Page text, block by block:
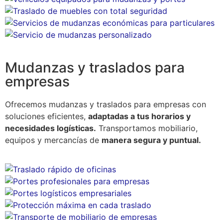
Mudanzas y traslados para
empresas
Ofrecemos mudanzas y traslados para empresas con
soluciones eficientes, adaptadas a tus horarios y
necesidades logísticas. Transportamos mobiliario,
equipos y mercancías de manera segura y puntual.